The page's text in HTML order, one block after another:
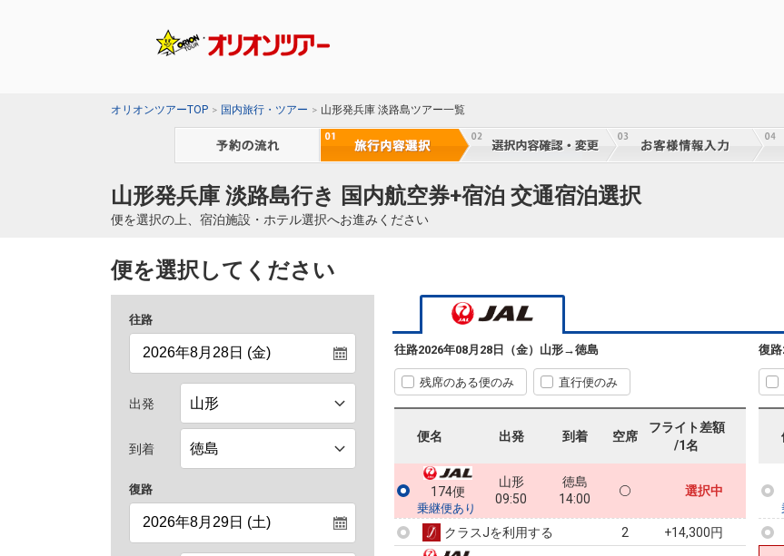
オリオンツアーTOP 国内旅行・ツアー 山形発兵庫 淡路島ツアー一覧
山形発兵庫 淡路島行き 国内航空券+宿泊 交通宿泊選択
便を選択の上、宿泊施設・ホテル選択へお進みください
便を選択してください
往路
出発
到着
復路
往路2026年08月28日（金） 山形→徳島
残席のある便のみ 直行便のみ
便名 出発 到着 空席
フライト差額
/1名
174便
乗継便あり
山形
09:50
徳島
14:00
選択中
クラスJを利用する 2 +14,300円
復路